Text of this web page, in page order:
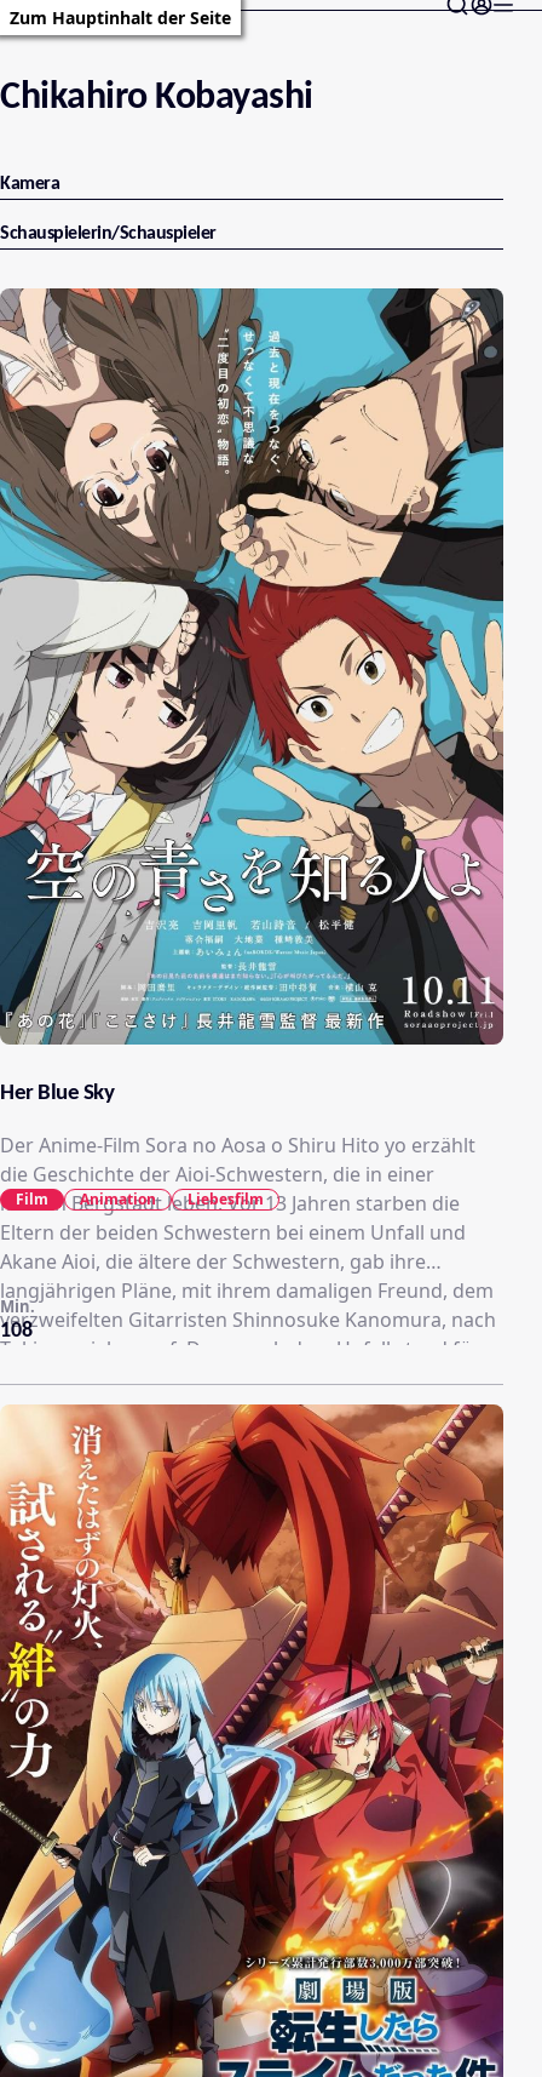
Zum Hauptinhalt der Seite
Chikahiro Kobayashi
Kamera
Schauspielerin/Schauspieler
Her Blue Sky
Der Anime-Film Sora no Aosa o Shiru Hito yo erzählt
die Geschichte der Aioi-Schwestern, die in einer
kleinen Bergstadt leben. Vor 13 Jahren starben die
Eltern der beiden Schwestern bei einem Unfall und
Akane Aioi, die ältere der Schwestern, gab ihre
langjährigen Pläne, mit ihrem damaligen Freund, dem
verzweifelten Gitarristen Shinnosuke Kanomura, nach
Tokio zu ziehen auf. Denn nach dem Unfall stand für
sie ihre Schwester Aoi an oberster Stelle. So warf sie
ihren Traum hin, um sich um ihre kleine Schwester zu
kümmern. Aoi – die das zweite Jahr der Oberschule
besucht und selbst eine Karriere in der Musik anstrebt
– sieht sich jedoch nur als einen Klotz am Bein ihrer
großen Schwester und fühlt sich schuldig dafür, sie an
der Verwirklichung ihres Lebensweges gehindert zu
haben …
108
Min.
Film Animation Liebesfilm